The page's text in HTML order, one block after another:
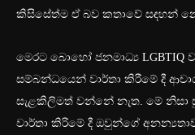
කිසිසේත්ම ඒ බව කතාවේ සඳහන්
මෙරට බොහෝ ජනමාධ්‍ය LGBTIQ
සම්බන්ධයෙන් වාර්තා කිරීමේ දී
සැළකිලිමත් වන්නේ නැත. මේ නිසා
වාර්තා කිරිමේ දී ඔවුන්ගේ